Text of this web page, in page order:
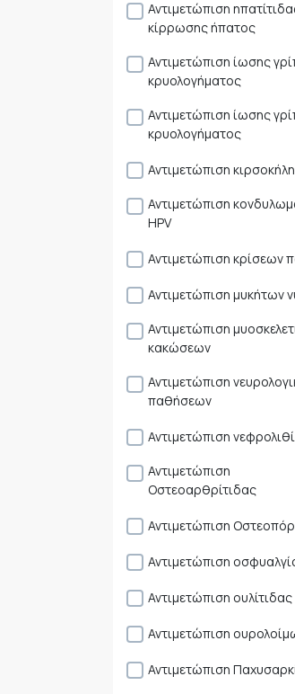
Αντιμετώπιση
κίρρωσης ήπατος
Αντιμετώπιση ίωσης
κρυολογήματος
Αντιμετώπιση ίωσης
κρυολογήματος
Αντιμετώπιση
Αντιμετώπιση
HPV
Αντιμετώπιση κρίσεων
Αντιμετώπιση μυκήτων
Αντιμετώπιση
κακώσεων
Αντιμετώπιση
παθήσεων
Αντιμετώπιση
Αντιμετώπιση
Οστεοαρθρίτιδας
Αντιμετώπιση
Αντιμετώπιση
Αντιμετώπιση ουλίτιδας
Αντιμετώπιση
Αντιμετώπιση